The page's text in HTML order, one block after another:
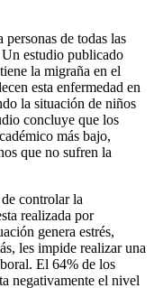
de todas las
estudio publicado
la migraña en el
esta enfermedad en
la situación de niños
concluye que los
más bajo,
que no sufren la
controlar la
realizada por
genera estrés,
les impide realizar una
El 64% de los
negativamente el nivel